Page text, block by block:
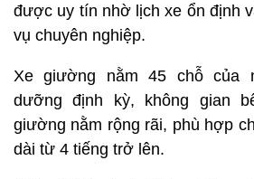
được uy tín nhờ lịch xe ổn định
vụ chuyên nghiệp.
Xe giường nằm 45 chỗ của
dưỡng định kỳ, không gian
giường nằm rộng rãi, phù hợp
dài từ 4 tiếng trở lên.